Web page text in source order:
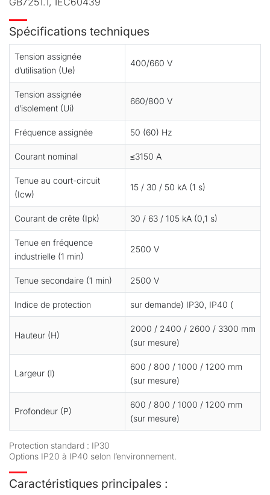
Spécifications techniques
Tension assignée
d’utilisation (Ue)
400/660 V
Tension assignée
d’isolement (Ui)
660/800 V
Fréquence assignée 50 (60) Hz
Courant nominal ≤3150 A
Tenue au court-circuit
(Icw)
15 / 30 / 50 kA (1 s)
Courant de crête (Ipk) 30 / 63 / 105 kA (0,1 s)
Tenue en fréquence
industrielle (1 min)
2500 V
Tenue secondaire (1 min) 2500 V
Indice de protection sur demande) IP30, IP40 (
Hauteur (H)
2000 / 2400 / 2600 / 3300 mm
(sur mesure)
Largeur (l)
600 / 800 / 1000 / 1200 mm
(sur mesure)
Profondeur (P)
600 / 800 / 1000 / 1200 mm
(sur mesure)
Protection standard : IP30
Options IP20 à IP40 selon l’environnement.
Caractéristiques principales :